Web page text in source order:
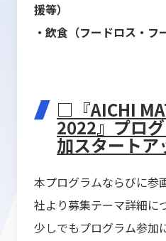
援等）
・飲食（フードロス・フ
□『AICHI
2022』プロ
加スタートア
本プログラムならびに参
社より募集テーマ詳細に
少しでもプログラム参加